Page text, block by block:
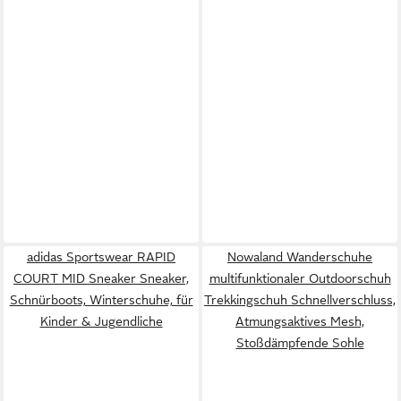
adidas Sportswear RAPID
COURT MID Sneaker Sneaker,
Schnürboots, Winterschuhe, für
Kinder & Jugendliche
Nowaland Wanderschuhe
multifunktionaler Outdoorschuh
Trekkingschuh Schnellverschluss,
Atmungsaktives Mesh,
Stoßdämpfende Sohle